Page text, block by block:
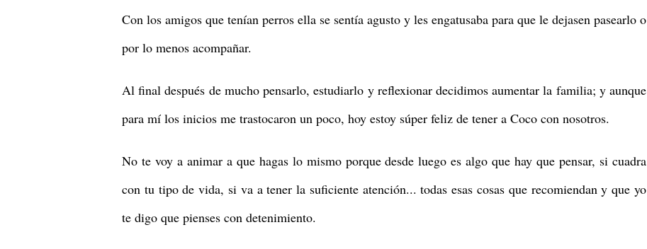
Con los amigos que tenían perros ella se sentía agusto y les engatusaba para que le dejasen pasearlo o
por lo menos acompañar.
Al final después de mucho pensarlo, estudiarlo y reflexionar decidimos aumentar la familia; y aunque
para mí los inicios me trastocaron un poco, hoy estoy súper feliz de tener a Coco con nosotros.
No te voy a animar a que hagas lo mismo porque desde luego es algo que hay que pensar, si cuadra
con tu tipo de vida, si va a tener la suficiente atención... todas esas cosas que recomiendan y que yo
te digo que pienses con detenimiento.